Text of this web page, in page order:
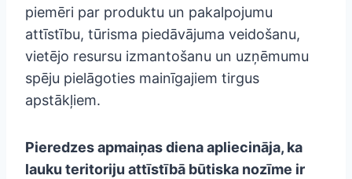
piemēri par produktu un pakalpojumu
attīstību, tūrisma piedāvājuma veidošanu,
vietējo resursu izmantošanu un uzņēmumu
spēju pielāgoties mainīgajiem tirgus
apstākļiem.
Pieredzes apmaiņas diena apliecināja, ka
lauku teritoriju attīstībā būtiska nozīme ir